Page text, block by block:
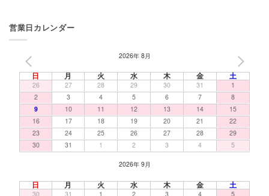
営業日カレンダー
2026年 8月
日 月 火 水 木 金 土
26 27 28 29 30 31
1
2
3 4 5 6 7
8
9
10 11 12 13 14
15
16
17 18 19 20 21
22
23
24 25 26 27 28
29
30
31 1 2 3 4 5
2026年 9月
日 月 火 水 木 金 土
30 31 1 2 3 4
5